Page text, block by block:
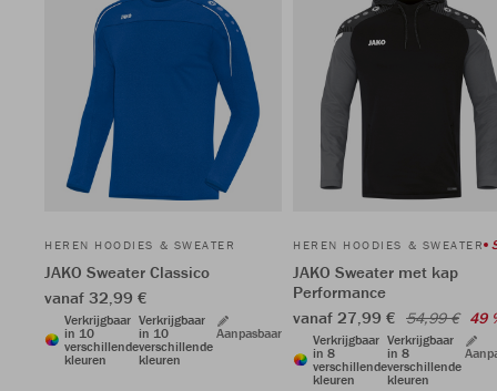
HEREN HOODIES & SWEATER
JAKO Sweater Classico
vanaf 32,99 €
Verkrijgbaar
in 10
verschillende
kleuren
Verkrijgbaar
in 10
verschillende
kleuren
Aanpasbaar
HEREN HOODIES & SWEATER
JAKO Sweater met kap
Performance
vanaf 27,99 € 54,99 € 49
Verkrijgbaar
in 8
verschillende
kleuren
Verkrijgbaar
in 8
verschillende
kleuren